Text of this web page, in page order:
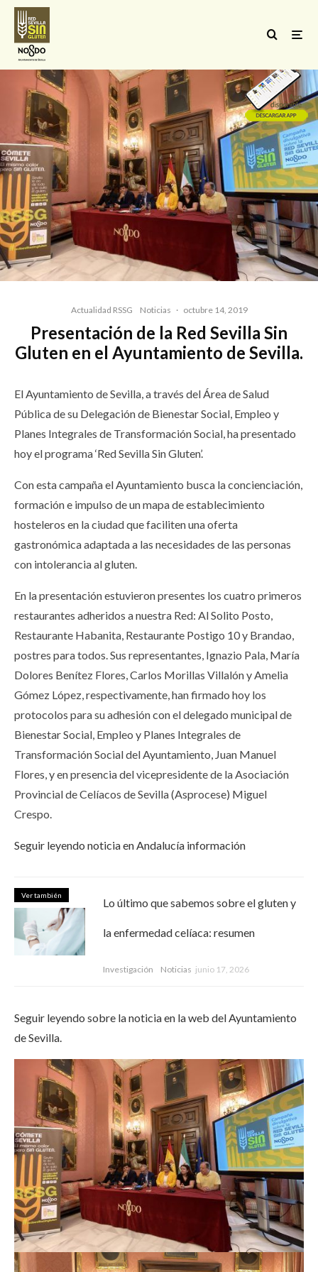
Actualidad RSSG Noticias · octubre 14, 2019
Presentación de la Red Sevilla Sin
Gluten en el Ayuntamiento de Sevilla.
El Ayuntamiento de Sevilla, a través del Área de Salud
Pública de su Delegación de Bienestar Social, Empleo y
Planes Integrales de Transformación Social, ha presentado
hoy el programa ‘Red Sevilla Sin Gluten’.
Con esta campaña el Ayuntamiento busca la concienciación,
formación e impulso de un mapa de establecimiento
hosteleros en la ciudad que faciliten una oferta
gastronómica adaptada a las necesidades de las personas
con intolerancia al gluten.
En la presentación estuvieron presentes los cuatro primeros
restaurantes adheridos a nuestra Red: Al Solito Posto,
Restaurante Habanita, Restaurante Postigo 10 y Brandao,
postres para todos. Sus representantes, Ignazio Pala, María
Dolores Benítez Flores, Carlos Morillas Villalón y Amelia
Gómez López, respectivamente, han firmado hoy los
protocolos para su adhesión con el delegado municipal de
Bienestar Social, Empleo y Planes Integrales de
Transformación Social del Ayuntamiento, Juan Manuel
Flores, y en presencia del vicepresidente de la Asociación
Provincial de Celíacos de Sevilla (Asprocese) Miguel
Crespo.
Seguir leyendo noticia en Andalucía información
Ver también
Lo último que sabemos sobre el gluten y
la enfermedad celíaca: resumen
Investigación Noticias junio 17, 2026
Seguir leyendo sobre la noticia en la web del Ayuntamiento
de Sevilla.